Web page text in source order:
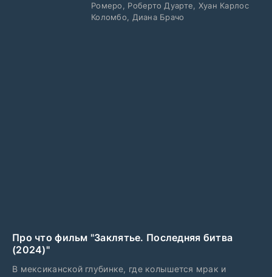
Ромеро, Роберто Дуарте, Хуан Карлос
Коломбо, Диана Брачо
Про что фильм "Заклятье. Последняя битва
(2024)"
В мексиканской глубинке, где колышется мрак и